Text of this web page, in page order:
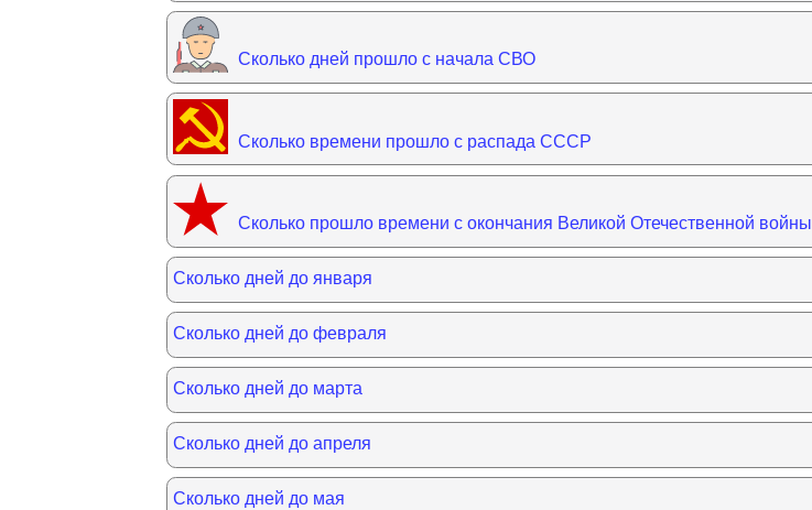
Сколько дней прошло с начала СВО
Сколько времени прошло с распада СССР
Сколько прошло времени с окончания Великой Отечественной войны
Сколько дней до января
Сколько дней до февраля
Сколько дней до марта
Сколько дней до апреля
Сколько дней до мая